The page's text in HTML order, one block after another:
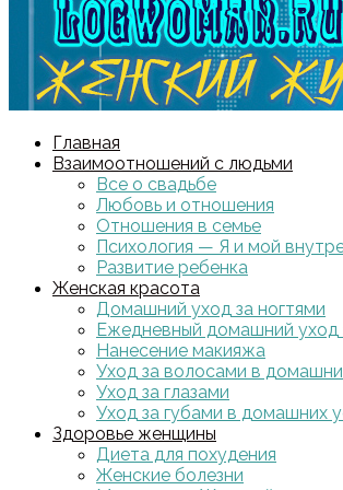
Главная
Взаимоотношений с людьми
Все о свадьбе
Любовь и отношения
Отношения в семье
Психология — Я и мой
Развитие ребенка
Женская красота
Домашний уход за ногтями
Ежедневный домашний уход
Нанесение макияжа
Уход за волосами в
Уход за глазами
Уход за губами в домашних
Здоровье женщины
Диета для похудения
Женские болезни